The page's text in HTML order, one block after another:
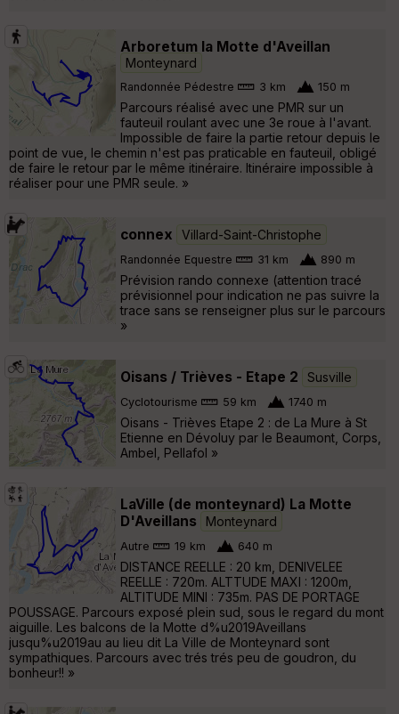
Arboretum la Motte d'Aveillan
Monteynard
Randonnée Pédestre 3 km 150 m
Parcours réalisé avec une PMR sur un
fauteuil roulant avec une 3e roue à l'avant.
Impossible de faire la partie retour depuis le
point de vue, le chemin n'est pas praticable en fauteuil, obligé
de faire le retour par le même itinéraire. Itinéraire impossible à
réaliser pour une PMR seule. »
connex Villard-Saint-Christophe
Randonnée Equestre 31 km 890 m
Prévision rando connexe (attention tracé
prévisionnel pour indication ne pas suivre la
trace sans se renseigner plus sur le parcours
»
Oisans / Trièves - Etape 2 Susville
Cyclotourisme 59 km 1740 m
Oisans - Trièves Etape 2 : de La Mure à St
Etienne en Dévoluy par le Beaumont, Corps,
Ambel, Pellafol »
LaVille (de monteynard) La Motte
D'Aveillans
Monteynard
Autre 19 km 640 m
DISTANCE REELLE : 20 km, DENIVELEE
REELLE : 720m. ALTTUDE MAXI : 1200m,
ALTITUDE MINI : 735m. PAS DE PORTAGE
POUSSAGE. Parcours exposé plein sud, sous le regard du mont
aiguille. Les balcons de la Motte d%u2019Aveillans
jusqu%u2019au au lieu dit La Ville de Monteynard sont
sympathiques. Parcours avec trés trés peu de goudron, du
bonheur!! »